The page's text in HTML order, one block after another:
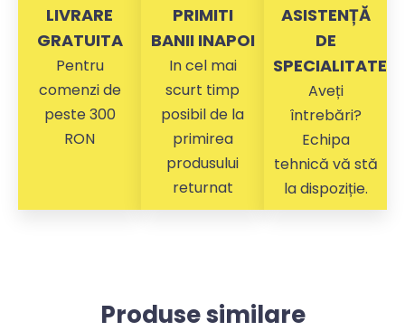
LIVRARE
GRATUITA
Pentru
comenzi de
peste 300
RON
PRIMITI
BANII INAPOI
In cel mai
scurt timp
posibil de la
primirea
produsului
returnat
ASISTENȚĂ
DE
SPECIALITATE
Aveți
întrebări?
Echipa
tehnică vă stă
la dispoziție.
Produse similare